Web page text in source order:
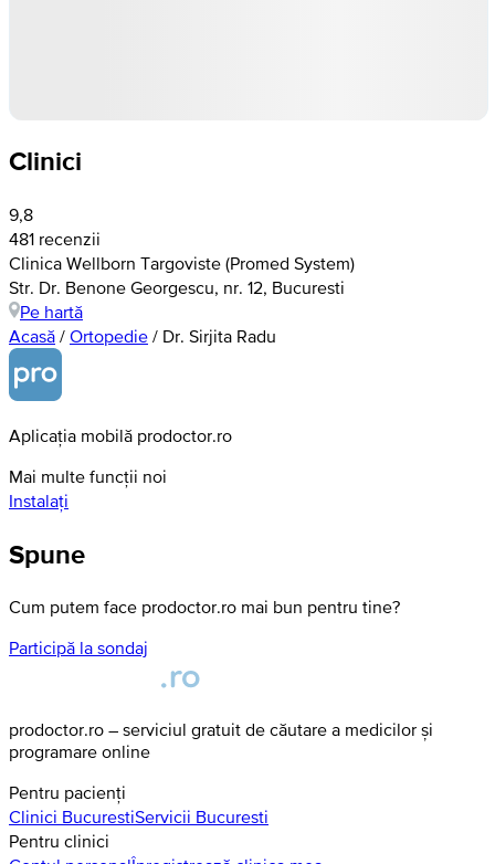
Clinici
9,8
481 recenzii
Clinica Wellborn Targoviste (Promed System)
Str. Dr. Benone Georgescu, nr. 12, Bucuresti
Pe hartă
Acasă / Ortopedie / Dr. Sirjita Radu
Aplicația mobilă prodoctor.ro
Mai multe funcții noi
Instalați
Spune
Cum putem face prodoctor.ro mai bun pentru tine?
Participă la sondaj
prodoctor.ro – serviciul gratuit de căutare a medicilor și
programare online
Pentru pacienți
Clinici BucurestiServicii Bucuresti
Pentru clinici